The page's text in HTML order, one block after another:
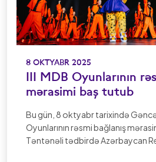
8 OKTYABR 2025
III MDB Oyunlarının
mərasimi baş tutub
Bu gün, 8 oktyabr tarixində
Oyunlarının rəsmi bağlanış
Təntənəli tədbirdə Azərbaycan